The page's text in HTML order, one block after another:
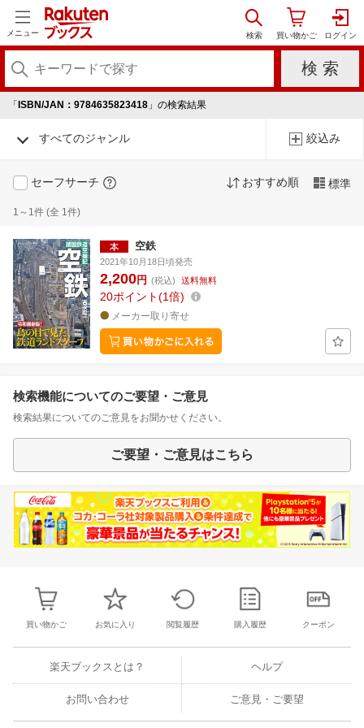
メニュー
「 ISBN/JAN：9784635823418 」の検索結果
すべてのジャンル 絞込み
セーフサーチ おすすめ順 標準
1～1件 (全 1件)
空鉄
2021年10月18日頃発売
2,200円 (税込) 送料無料
20ポイント 1倍
メーカー取り寄せ
検索機能についてのご要望・ご意見
検索結果についてのご意見をお聞かせください。
ご要望・ご意見はこちら
買い物かご お気に入り 閲覧履歴 購入履歴 クーポン
楽天ブックスとは？ ヘルプ
お問い合わせ ご意見・ご要望